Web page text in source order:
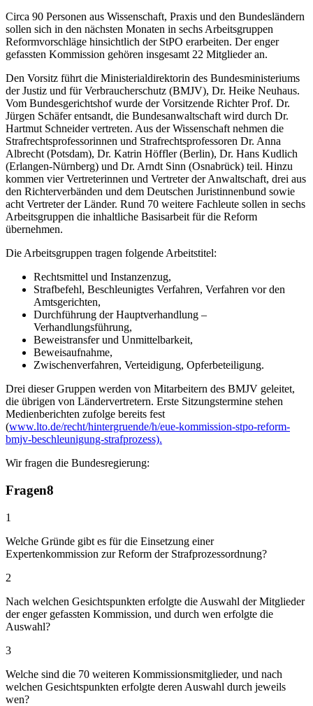
Circa 90 Personen aus Wissenschaft, Praxis und den Bundesländern
sollen sich in den nächsten Monaten in sechs Arbeitsgruppen
Reformvorschläge hinsichtlich der StPO erarbeiten. Der enger
gefassten Kommission gehören insgesamt 22 Mitglieder an.
Den Vorsitz führt die Ministerialdirektorin des Bundesministeriums
der Justiz und für Verbraucherschutz (BMJV), Dr. Heike Neuhaus.
Vom Bundesgerichtshof wurde der Vorsitzende Richter Prof. Dr.
Jürgen Schäfer entsandt, die Bundesanwaltschaft wird durch Dr.
Hartmut Schneider vertreten. Aus der Wissenschaft nehmen die
Strafrechtsprofessorinnen und Strafrechtsprofessoren Dr. Anna
Albrecht (Potsdam), Dr. Katrin Höffler (Berlin), Dr. Hans Kudlich
(Erlangen-Nürnberg) und Dr. Arndt Sinn (Osnabrück) teil. Hinzu
kommen vier Vertreterinnen und Vertreter der Anwaltschaft, drei aus
den Richterverbänden und dem Deutschen Juristinnenbund sowie
acht Vertreter der Länder. Rund 70 weitere Fachleute sollen in sechs
Arbeitsgruppen die inhaltliche Basisarbeit für die Reform
übernehmen.
Die Arbeitsgruppen tragen folgende Arbeitstitel:
Rechtsmittel und Instanzenzug,
Strafbefehl, Beschleunigtes Verfahren, Verfahren vor den
Amtsgerichten,
Durchführung der Hauptverhandlung –
Verhandlungsführung,
Beweistransfer und Unmittelbarkeit,
Beweisaufnahme,
Zwischenverfahren, Verteidigung, Opferbeteiligung.
Drei dieser Gruppen werden von Mitarbeitern des BMJV geleitet,
die übrigen von Ländervertretern. Erste Sitzungstermine stehen
Medienberichten zufolge bereits fest
(www.lto.de/recht/hintergruende/h/eue-kommission-stpo-reform-
bmjv-beschleunigung-strafprozess).
Wir fragen die Bundesregierung:
Fragen8
1
Welche Gründe gibt es für die Einsetzung einer
Expertenkommission zur Reform der Strafprozessordnung?
2
Nach welchen Gesichtspunkten erfolgte die Auswahl der Mitglieder
der enger gefassten Kommission, und durch wen erfolgte die
Auswahl?
3
Welche sind die 70 weiteren Kommissionsmitglieder, und nach
welchen Gesichtspunkten erfolgte deren Auswahl durch jeweils
wen?